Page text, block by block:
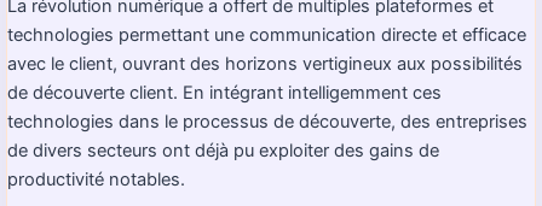
La révolution numérique a offert de multiples plateformes et
technologies permettant une communication directe et efficace
avec le client, ouvrant des horizons vertigineux aux possibilités
de découverte client. En intégrant intelligemment ces
technologies dans le processus de découverte, des entreprises
de divers secteurs ont déjà pu exploiter des gains de
productivité notables.